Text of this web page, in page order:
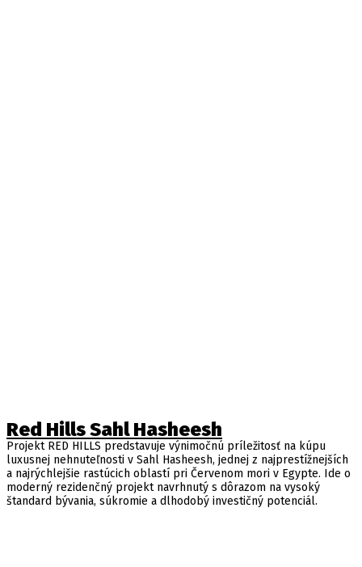
Red Hills Sahl Hasheesh
Projekt RED HILLS predstavuje výnimočnú príležitosť na kúpu
luxusnej nehnuteľnosti v Sahl Hasheesh, jednej z najprestížnejších
a najrýchlejšie rastúcich oblastí pri Červenom mori v Egypte. Ide o
moderný rezidenčný projekt navrhnutý s dôrazom na vysoký
štandard bývania, súkromie a dlhodobý investičný potenciál.